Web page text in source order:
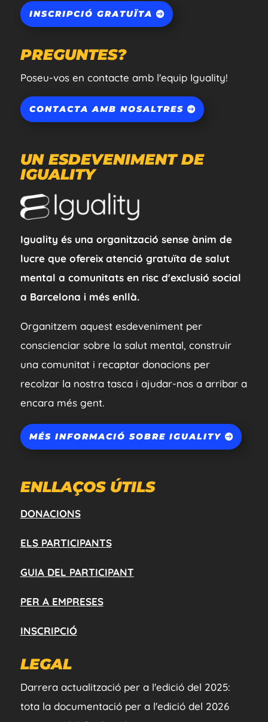
INSCRIPCIÓ GRATUÏTA
PREGUNTES?
Poseu-vos en contacte amb l'equip Iguality!
CONTACTA AMB NOSALTRES
UN ESDEVENIMENT DE
IGUALITY
Iguality és una organització sense ànim de
lucre que ofereix atenció gratuïta de salut
mental a comunitats en risc d'exclusió social
a Barcelona i més enllà.
Organitzem aquest esdeveniment per
conscienciar sobre la salut mental, construir
una comunitat i recaptar donacions per
recolzar la nostra tasca i ajudar-nos a arribar a
encara més gent.
MÉS INFORMACIÓ SOBRE IGUALITY
ENLLAÇOS ÚTILS
DONACIONS
ELS PARTICIPANTS
GUIA DEL PARTICIPANT
PER A EMPRESES
INSCRIPCIÓ
LEGAL
Darrera actualització per a l'edició del 2025:
tota la documentació per a l'edició del 2026